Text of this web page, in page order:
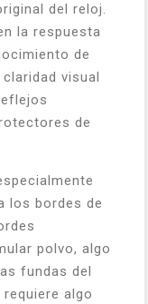
del reloj.
la respuesta
de
visual
de
los bordes de
polvo, algo
fundas del
algo